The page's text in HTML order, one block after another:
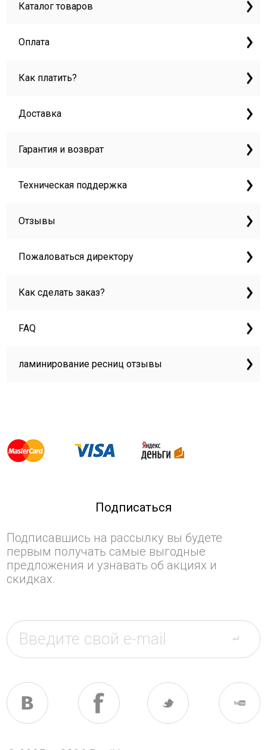
Каталог товаров
Оплата
Как платить?
Доставка
Гарантия и возврат
Техническая поддержка
Отзывы
Пожаловаться директору
Как сделать заказ?
FAQ
ламинирование ресниц отзывы
Подписаться
Подписавшись на рассылку вы будете
первым получать самые выгодные
предложения и узнавать об акциях и
скидках.